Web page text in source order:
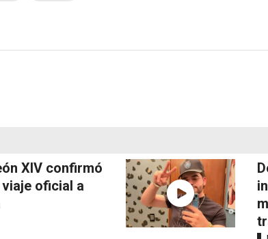
XIV confirmó
oficial a